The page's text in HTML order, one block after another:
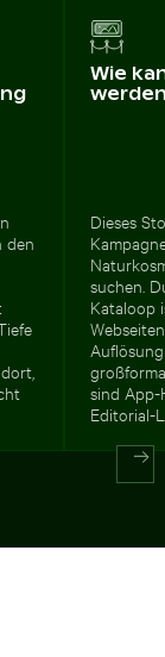
den
Wie
Dieses
suchen.
Kataloop
sind App-
Editorial-